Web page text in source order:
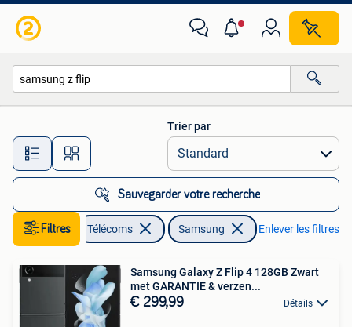
Toutes les distances…
Trier par
Sauvegarder votre recherche
Filtres Télécoms Samsung Enlever les filtres
Samsung Galaxy Z Flip 4 128GB Zwart
met GARANTIE & verzen...
€ 299,99 Détails